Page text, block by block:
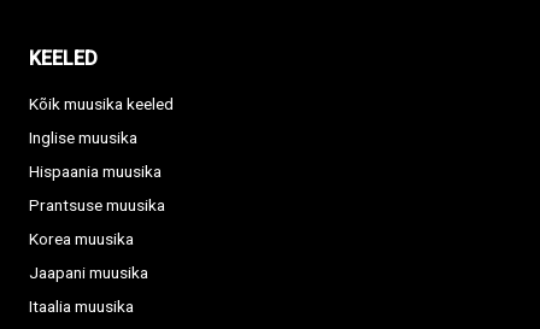
KEELED
Kõik muusika keeled
Inglise muusika
Hispaania muusika
Prantsuse muusika
Korea muusika
Jaapani muusika
Itaalia muusika